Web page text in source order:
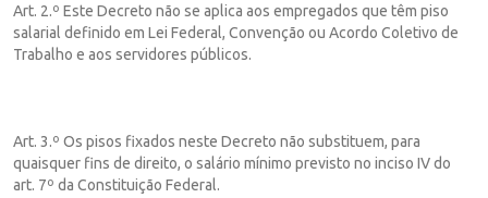
Art. 2.º Este Decreto não se aplica aos empregados que têm piso
salarial definido em Lei Federal, Convenção ou Acordo Coletivo de
Trabalho e aos servidores públicos.
Art. 3.º Os pisos fixados neste Decreto não substituem, para
quaisquer fins de direito, o salário mínimo previsto no inciso IV do
art. 7º da Constituição Federal.